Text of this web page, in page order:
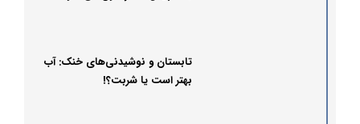
تابستان و نوشیدنی‌های خنک: آب
بهتر است یا شربت؟!